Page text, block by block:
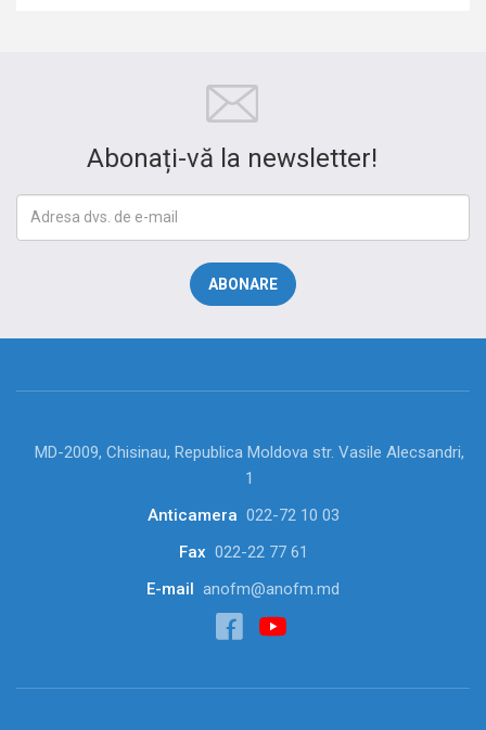
Abonați-vă la newsletter!
MD-2009, Chisinau, Republica Moldova str. Vasile Alecsandri,
1
Anticamera 022-72 10 03
Fax 022-22 77 61
E-mail anofm@anofm.md